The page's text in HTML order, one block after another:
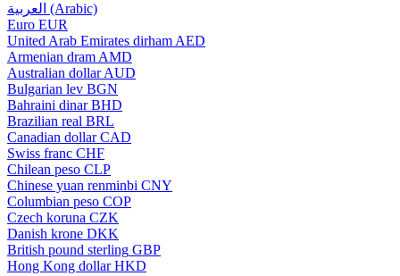
العربية (Arabic)
Euro EUR
United Arab Emirates dirham AED
Armenian dram AMD
Australian dollar AUD
Bulgarian lev BGN
Bahraini dinar BHD
Brazilian real BRL
Canadian dollar CAD
Swiss franc CHF
Chilean peso CLP
Chinese yuan renminbi CNY
Columbian peso COP
Czech koruna CZK
Danish krone DKK
British pound sterling GBP
Hong Kong dollar HKD